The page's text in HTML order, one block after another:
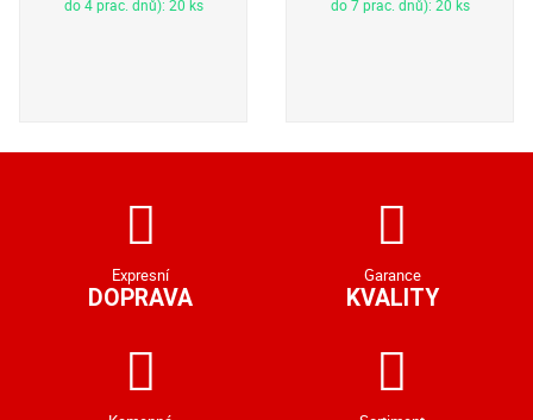
do 4 prac. dnů): 20 ks
do 7 prac. dnů): 20 ks
Expresní
DOPRAVA
Garance
KVALITY